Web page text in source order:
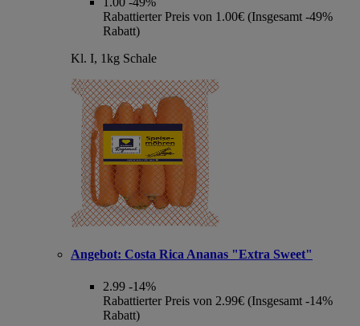
Rabattierter Preis von 1.00€ (Insgesamt -49%
Rabatt)
Kl. I, 1kg Schale
Angebot: Costa Rica Ananas "Extra Sweet"
2.99 -14%
Rabattierter Preis von 2.99€ (Insgesamt -14%
Rabatt)